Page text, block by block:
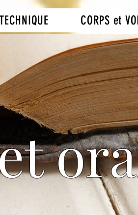
CORPS et